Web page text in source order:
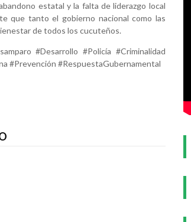
estatal y la falta de liderazgo local
que tanto el gobierno nacional como las
de todos los cucuteños.
#Desarrollo #Policía #Criminalidad
#Prevención #RespuestaGubernamental